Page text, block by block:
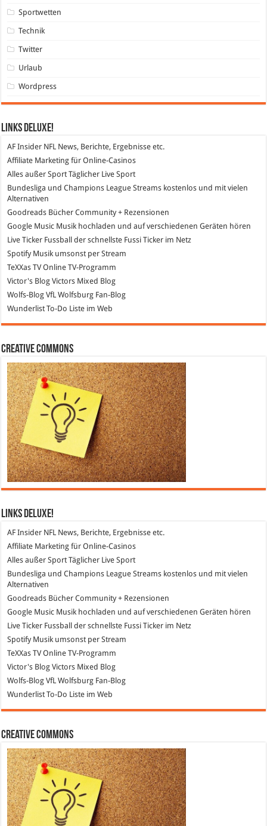
Sportwetten
Technik
Twitter
Urlaub
Wordpress
Links DeLuXe!
AF Insider NFL News, Berichte, Ergebnisse etc.
Affiliate Marketing für Online-Casinos
Alles außer SportTäglicher Live Sport
Bundesliga und Champions League Streams kostenlos und mit vielen
Alternativen
Goodreads Bücher Community + Rezensionen
Google Music Musik hochladen und auf verschiedenen Geräten hören
Live Ticker Fussball
der schnellste Fussi Ticker im Netz
SpotifyMusik umsonst per Stream
TeXXas TVOnline TV-Programm
Victor's Blog Victors Mixed Blog
Wolfs-Blog VfL Wolfsburg Fan-Blog
WunderlistTo-Do Liste im Web
Creative Commons
Links DeLuXe!
AF Insider NFL News, Berichte, Ergebnisse etc.
Affiliate Marketing für Online-Casinos
Alles außer Sport Täglicher Live Sport
Bundesliga und Champions League Streams kostenlos und mit vielen
Alternativen
Goodreads Bücher Community + Rezensionen
Google Music Musik hochladen und auf verschiedenen Geräten hören
Live Ticker Fussball der schnellste Fussi Ticker im Netz
SpotifyMusik umsonst per Stream
TeXXas TVOnline TV-Programm
Victor's Blog Victors Mixed Blog
Wolfs-Blog VfL Wolfsburg Fan-Blog
Wunderlist To-Do Liste im Web
Creative Commons